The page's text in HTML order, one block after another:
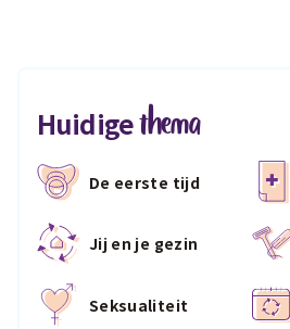
Huidigethema
De eerste tijd
Jij en je gezin
Seksualiteit